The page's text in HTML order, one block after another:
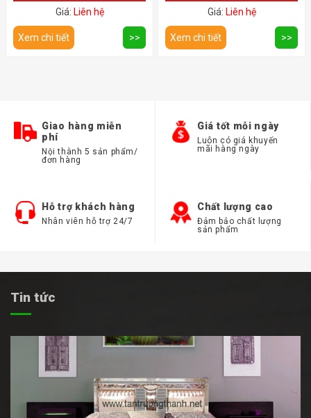
Giá: Liên hệ
Xem chi tiết >>
Giá: Liên hệ
Xem chi tiết >>
Giao hàng miễn
phí
Nội thành 5 sản phẩm/
đơn hàng
Giá tốt mỗi ngày
Luôn có giá khuyến
mãi hàng ngày
Hỗ trợ khách hàng
Nhân viên hỗ trợ 24/7
Chất lượng cao
Đảm bảo chất lượng
sản phẩm
Tin tức